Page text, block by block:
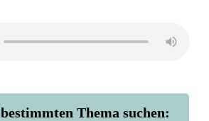
Thema suchen: